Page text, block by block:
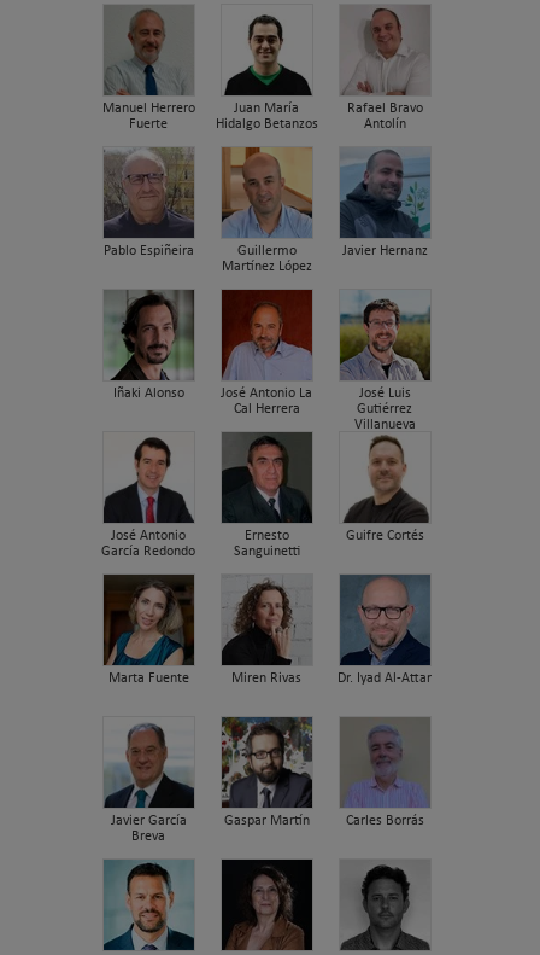
Manuel Herrero
Fuerte
Juan María
Hidalgo Betanzos
Rafael Bravo
Antolín
Pablo Espiñeira
Guillermo
Martínez López
Javier Hernanz
Iñaki Alonso
José Antonio La
Cal Herrera
José Luis
Gutiérrez
Villanueva
José Antonio
García Redondo
Ernesto
Sanguinetti
Guifre Cortés
Marta Fuente Miren Rivas Dr. Iyad Al-Attar
Javier García
Breva
Gaspar Martín Carles Borrás